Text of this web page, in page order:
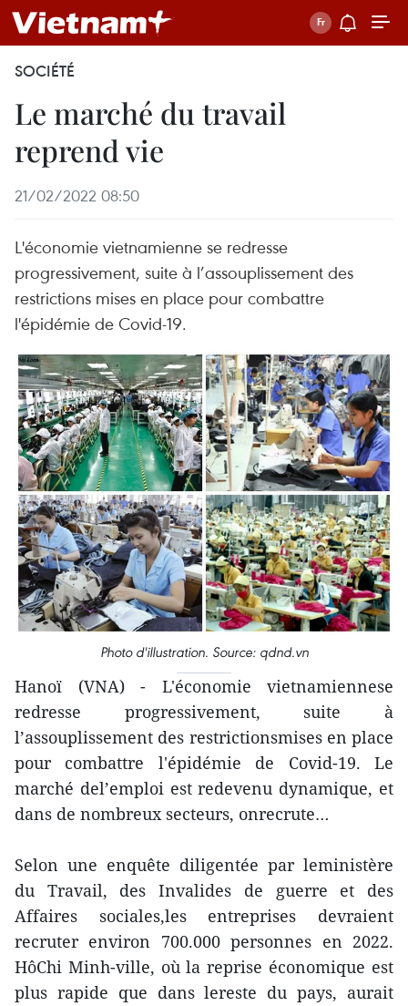
SOCIÉTÉ
Le marché du travail
reprend vie
21/02/2022 08:50
L'économie vietnamienne se redresse
progressivement, suite à l’assouplissement des
restrictions mises en place pour combattre
l'épidémie de Covid-19.
Photo d'illustration. Source: qdnd.vn
Hanoï (VNA) - L'économie vietnamiennese
redresse progressivement, suite à
l’assouplissement des restrictionsmises en place
pour combattre l'épidémie de Covid-19. Le
marché del’emploi est redevenu dynamique, et
dans de nombreux secteurs, onrecrute…
Selon une enquête diligentée par leministère
du Travail, des Invalides de guerre et des
Affaires sociales,les entreprises devraient
recruter environ 700.000 personnes en 2022.
HôChi Minh-ville, où la reprise économique est
plus rapide que dans lereste du pays, aurait